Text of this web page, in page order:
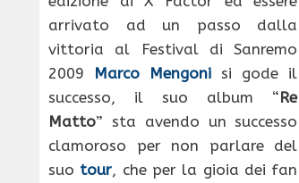
arrivato ad un passo dalla
vittoria al Festival di Sanremo
2009 Marco Mengoni si gode il
successo, il suo album “Re
Matto” sta avendo un successo
clamoroso per non parlare del
suo tour, che per la gioia dei fan